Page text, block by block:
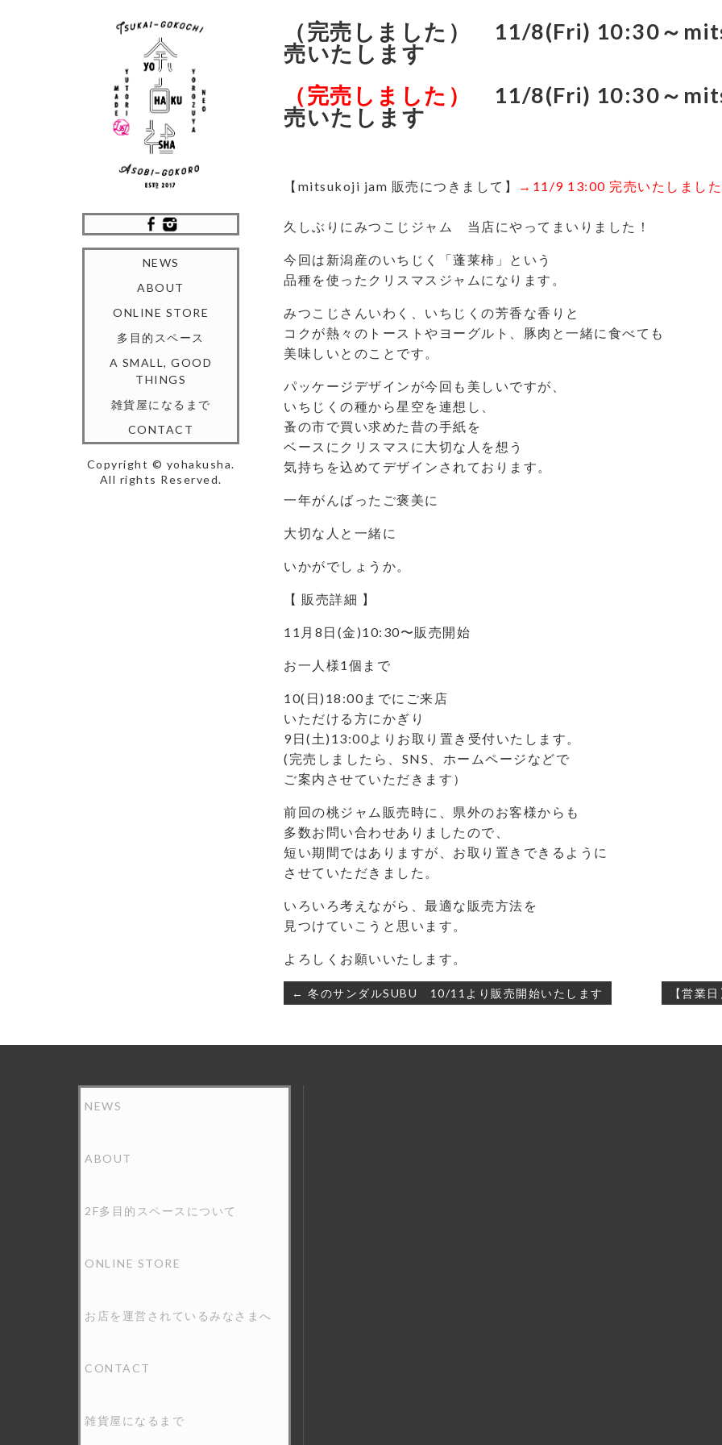
NEWS
ABOUT
ONLINE STORE
多目的スペース
A SMALL, GOOD
THINGS
雑貨屋になるまで
CONTACT
Copyright © yohakusha.
All rights Reserved.
（完売しました） 11/8(Fri) 10:30～
売いたします
（完売しました）
11/8(Fri) 10:30～
売いたします
【mitsukoji jam 販売につきまして】 →11/9 13:00 完売いたしました
久しぶりにみつこじジャム 当店にやってまいりました！
今回は新潟産のいちじく「蓬莱柿」という
品種を使ったクリスマスジャムになります。
みつこじさんいわく、いちじくの芳香な香りと
コクが熱々のトーストやヨーグルト、豚肉と一緒に食べても
美味しいとのことです。
パッケージデザインが今回も美しいですが、
いちじくの種から星空を連想し、
蚤の市で買い求めた昔の手紙を
ベースにクリスマスに大切な人を想う
気持ちを込めてデザインされております。
一年がんばったご褒美に
大切な人と一緒に
いかがでしょうか。
【 販売詳細 】
11月8日(金)10:30〜販売開始
お一人様1個まで
10(日)18:00までにご来店
いただける方にかぎり
9日(土)13:00よりお取り置き受付いたします。
(完売しましたら、SNS、ホームページなどで
ご案内させていただきます）
前回の桃ジャム販売時に、県外のお客様からも
多数お問い合わせありましたので、
短い期間ではありますが、お取り置きできるように
させていただきました。
いろいろ考えながら、最適な販売方法を
見つけていこうと思います。
よろしくお願いいたします。
投
稿
シ
← 冬のサンダルSUBU 10/11より販売開始いたします 【営業
NEWS
ABOUT
2F多目的スペースについて
ONLINE STORE
お店を運営されているみなさまへ
CONTACT
雑貨屋になるまで